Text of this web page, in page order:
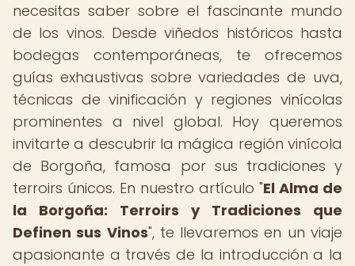
necesitas saber sobre el fascinante mundo
de los vinos. Desde viñedos históricos hasta
bodegas contemporáneas, te ofrecemos
guías exhaustivas sobre variedades de uva,
técnicas de vinificación y regiones vinícolas
prominentes a nivel global. Hoy queremos
invitarte a descubrir la mágica región vinícola
de Borgoña, famosa por sus tradiciones y
terroirs únicos. En nuestro artículo "El Alma de
la Borgoña: Terroirs y Tradiciones que
Definen sus Vinos", te llevaremos en un viaje
apasionante a través de la introducción a la